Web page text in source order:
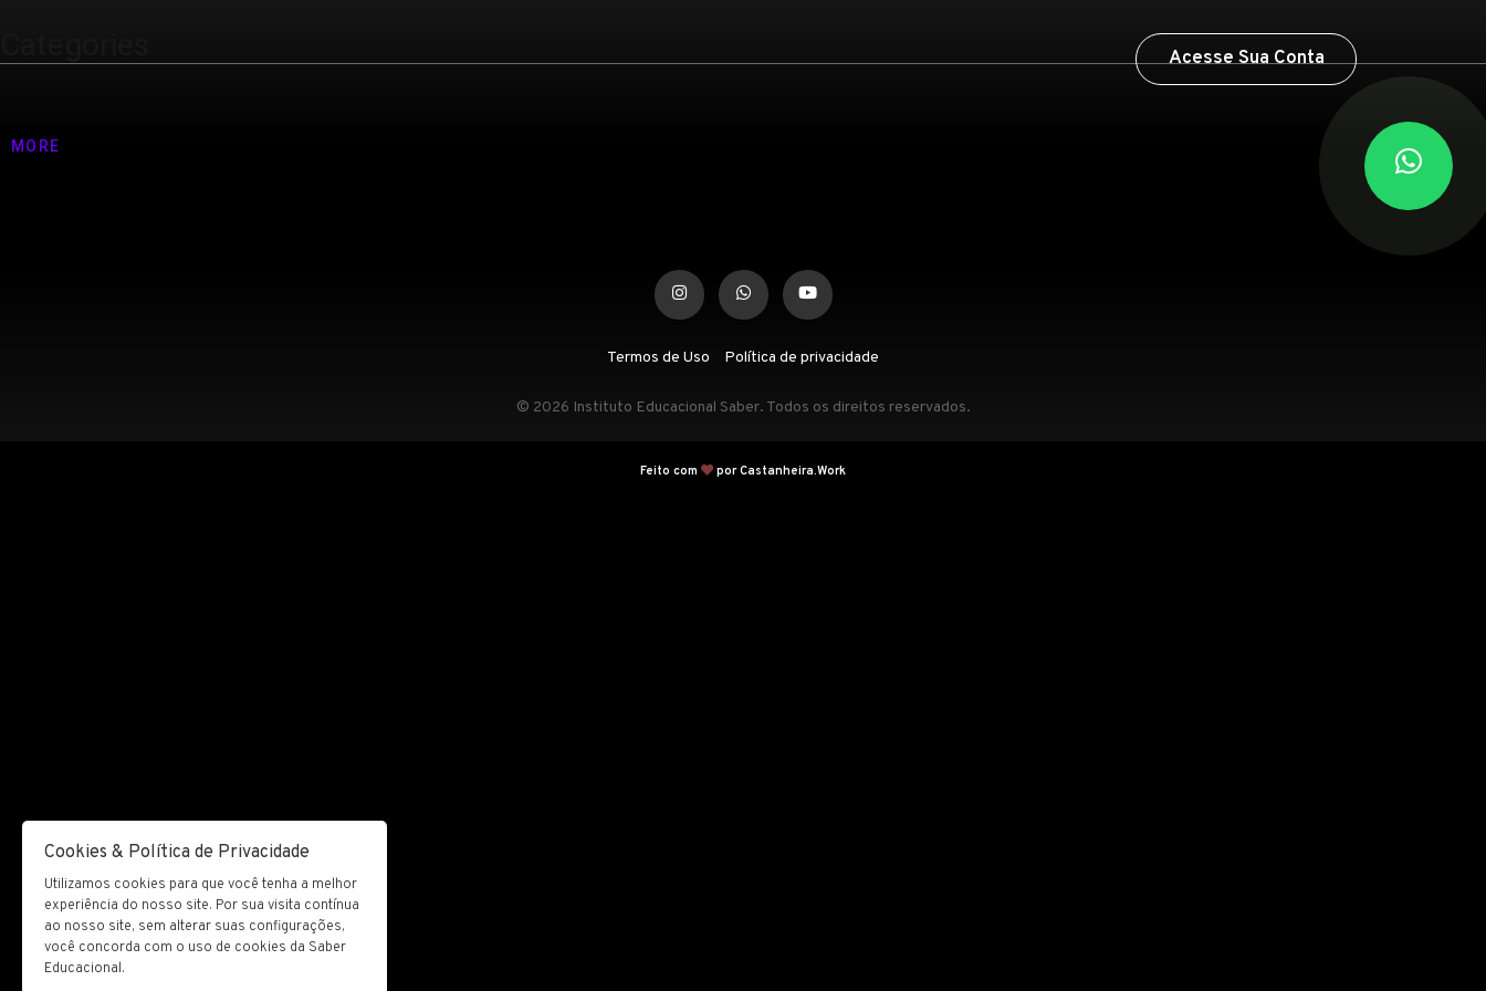
Acesse Sua Conta
MORE
Termos de Uso Política de privacidade
© 2026 Instituto Educacional Saber. Todos os direitos reservados.
Feito com por Castanheira.Work
Cookies & Política de Privacidade
Utilizamos cookies para que você tenha a melhor
experiência do nosso site. Por sua visita contínua
ao nosso site, sem alterar suas configurações,
você concorda com o uso de cookies da Saber
Educacional.